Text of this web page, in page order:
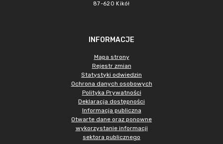
87-620 Kikół
INFORMACJE
Mapa strony
Rejestr zmian
Statystyki odwiedzin
Ochrona danych osobowych
Polityka Prywatności
Deklaracja dostępności
Informacja publiczna
Otwarte dane oraz ponowne
wykorzystanie informacji
sektora publicznego